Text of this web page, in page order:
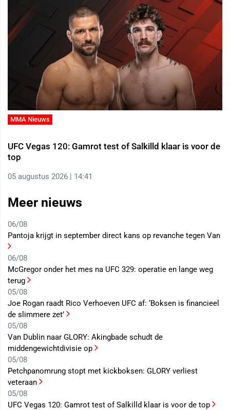
MMA Nieuws
UFC Vegas 120: Gamrot test of Salkilld klaar is voor de
top
05 augustus 2026 | 14:41
Meer nieuws
06/08
Pantoja krijgt in september direct kans op revanche tegen Van
06/08
McGregor onder het mes na UFC 329: operatie en lange weg
terug
05/08
Joe Rogan raadt Rico Verhoeven UFC af: ‘Boksen is financieel
de slimmere zet’
05/08
Van Dublin naar GLORY: Akingbade schudt de
middengewichtdivisie op
05/08
Petchpanomrung stopt met kickboksen: GLORY verliest
veteraan
05/08
UFC Vegas 120: Gamrot test of Salkilld klaar is voor de top